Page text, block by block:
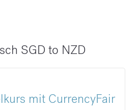
SGD to NZD
mit CurrencyFair